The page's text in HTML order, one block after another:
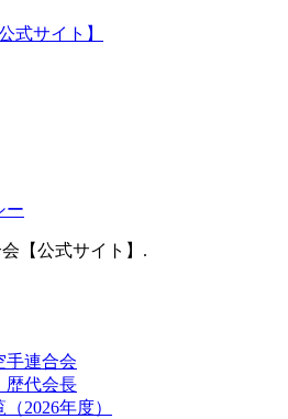
ー
【公式サイト】.
手連合会
歴代会長
2026年度）